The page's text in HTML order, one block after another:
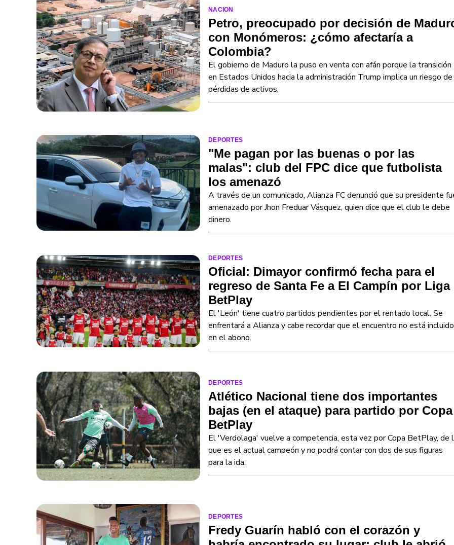
NACION
Petro, preocupado por decisión de
con Monómeros: ¿cómo afectaría a
Colombia?
El gobierno de Maduro la puso en venta con afán porque la transición
en Estados Unidos hacia la administración Trump implica un riesgo de
pérdidas de activos.
DEPORTES
"Me pagan por las buenas o por las
malas": club del FPC dice que futbolista
los amenazó
A través de un comunicado, Alianza FC denunció que su presidente
amenazado por Jhon Freduar Vásquez, quien dice que el club le debe
dinero.
DEPORTES
Oficial: Dimayor confirmó fecha para el
regreso de Santa Fe a El Campín por Liga
BetPlay
El 'León' tiene cuatro partidos pendientes por el rentado local. Se
enfrentará a Alianza y cabe recordar que el encuentro no está incluido
en el abono.
DEPORTES
Atlético Nacional tiene dos importantes
bajas (en el ataque) para partido por Copa
BetPlay
El 'Verdolaga' vuelve a competencia, esta vez por Copa BetPlay, de
que es el actual campeón y no podrá contar con dos de sus figuras
para la ida.
DEPORTES
Fredy Guarín habló con el corazón y